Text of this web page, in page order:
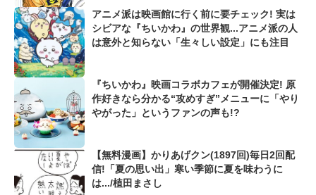
アニメ派は映画館に行く前に要チェック! 実は
シビアな『ちいかわ』の世界観...アニメ派の人
は意外と知らない「生々しい設定」にも注目
『ちいかわ』映画コラボカフェが開催決定! 原
作好きなら分かる“攻めすぎ”メニューに「やり
やがった」というファンの声も!?
【無料漫画】かりあげクン(1897回)毎日2回配
信!「夏の思い出」寒い季節に夏を味わうに
は.../植田まさし